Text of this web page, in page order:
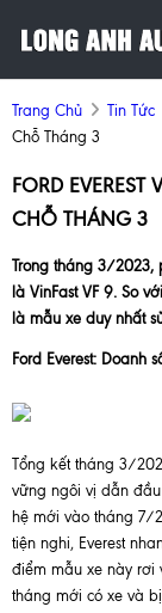
Trang Chủ Tin Tức
Chỗ Tháng 3
FORD
CHỖ THÁNG 3
Trong tháng 3/2023,
là VinFast VF 9. So
là mẫu xe duy nhất
Ford Everest: Doanh
Tổng kết tháng 3/
vững ngôi vị dẫn
hệ mới vào tháng 7/
tiện nghi, Everest
điểm mẫu xe này rơi
tháng mới có xe và